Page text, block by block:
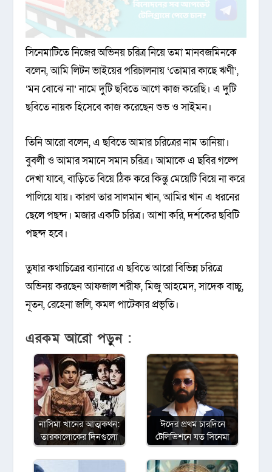
সিনেমাটিতে নিজের অভিনয় চরিত্র নিয়ে তমা মানবজমিনকে
বলেন, আমি লিটন ভাইয়ের পরিচালনায় ‘তোমার কাছে ঋণী’,
‘মন বোঝে না’ নামে দুটি ছবিতে আগে কাজ করেছি। এ দুটি
ছবিতে নায়ক হিসেবে কাজ করেছেন শুভ ও সাইমন।
তিনি আরো বলেন, এ ছবিতে আমার চরিত্রের নাম তানিয়া।
বুবলী ও আমার সমানে সমান চরিত্র। আমাকে এ ছবির গল্পে
দেখা যাবে, বাড়িতে বিয়ে ঠিক করে কিন্তু মেয়েটি বিয়ে না করে
পালিয়ে যায়। কারণ তার সালমান খান, আমির খান এ ধরনের
ছেলে পছন্দ। মজার একটি চরিত্র। আশা করি, দর্শকের ছবিটি
পছন্দ হবে।
তুষার কথাচিত্রের ব্যানারে এ ছবিতে আরো বিভিন্ন চরিত্রে
অভিনয় করছেন আফজাল শরীফ, মিজু আহমেদ, সাদেক বাচ্চু,
নূতন, রেহেনা জলি, কমল পাটেকার প্রভৃতি।
এরকম আরো পড়ুন :
নাসিমা খানের আত্মকথন:
তারকালোকের দিনগুলো
ঈদের প্রথম চারদিনে
টেলিভিশনে যত সিনেমা